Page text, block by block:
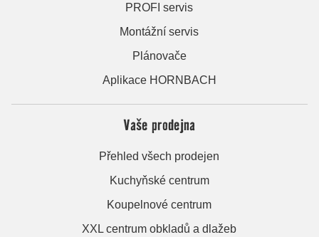
PROFI servis
Montážní servis
Plánovače
Aplikace HORNBACH
Vaše prodejna
Přehled všech prodejen
Kuchyňské centrum
Koupelnové centrum
XXL centrum obkladů a dlažeb